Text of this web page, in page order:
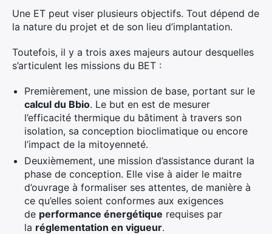
Une ET peut viser plusieurs objectifs. Tout dépend de
la nature du projet et de son lieu d’implantation.
Toutefois, il y a trois axes majeurs autour desquelles
s’articulent les missions du BET :
Premièrement, une mission de base, portant sur le
calcul du Bbio. Le but en est de mesurer
l’efficacité thermique du bâtiment à travers son
isolation, sa conception bioclimatique ou encore
l’impact de la mitoyenneté.
Deuxièmement, une mission d’assistance durant la
phase de conception. Elle vise à aider le maitre
d’ouvrage à formaliser ses attentes, de manière à
ce qu’elles soient conformes aux exigences
de performance énergétique requises par
la réglementation en vigueur.